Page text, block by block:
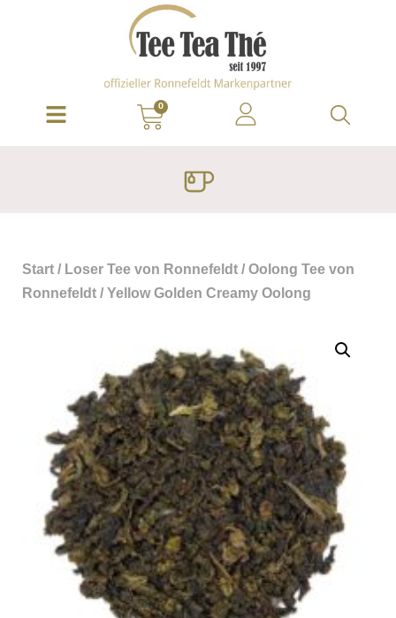
0
Start / Loser Tee von Ronnefeldt / Oolong Tee von
Ronnefeldt / Yellow Golden Creamy Oolong